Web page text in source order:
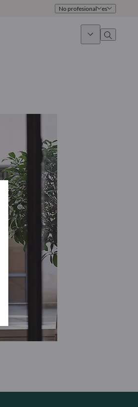
No profesional es
Oficinas
Contacto